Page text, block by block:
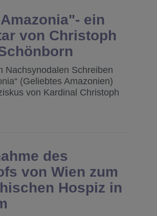
ein
von Christoph
Nachsynodalen Schreiben
(Geliebtes Amazonien)
von Kardinal Christoph
des
von Wien zum
Hospiz in